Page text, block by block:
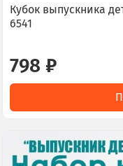
Кубок выпускника
6541
798 ₽